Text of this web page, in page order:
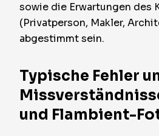
sowie die Erwartungen des
(Privatperson, Makler,
abgestimmt sein.
Typische Fehler
und Flambient-